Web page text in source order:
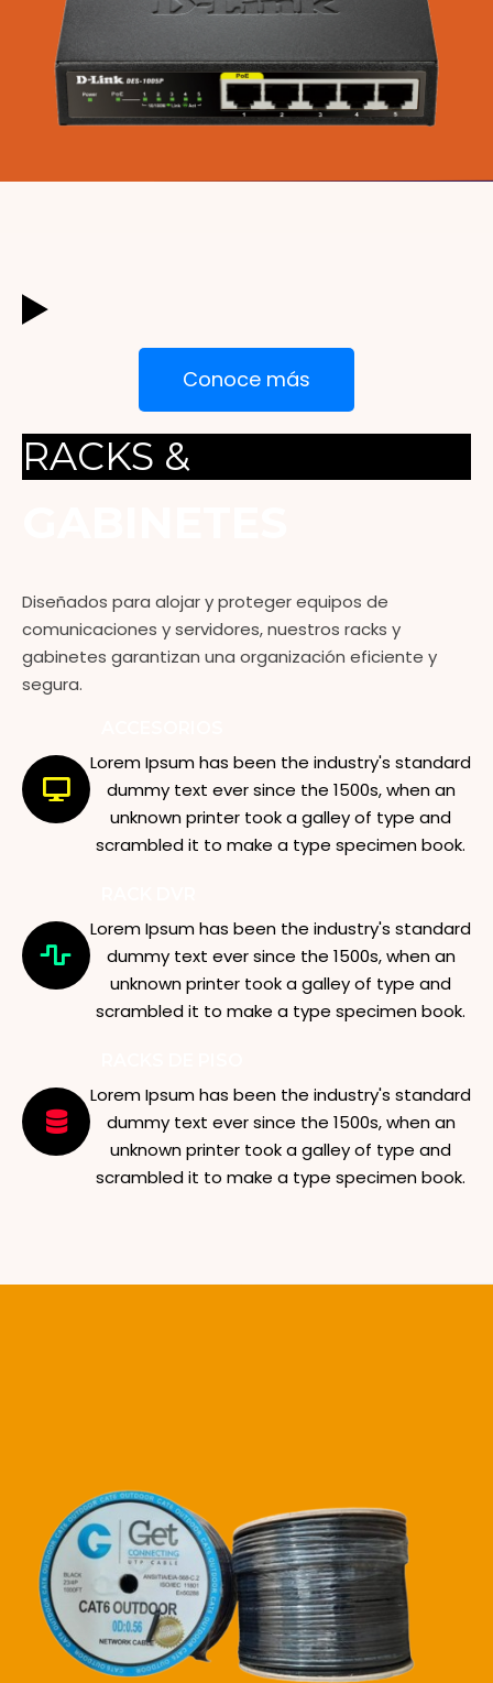
Conoce más
RACKS &
Diseñados para alojar y proteger equipos de
comunicaciones y servidores, nuestros racks y
gabinetes garantizan una organización eficiente y
segura.
Lorem Ipsum has been the industry's standard
dummy text ever since the 1500s, when an
unknown printer took a galley of type and
scrambled it to make a type specimen book.
Lorem Ipsum has been the industry's standard
dummy text ever since the 1500s, when an
unknown printer took a galley of type and
scrambled it to make a type specimen book.
Lorem Ipsum has been the industry's standard
dummy text ever since the 1500s, when an
unknown printer took a galley of type and
scrambled it to make a type specimen book.